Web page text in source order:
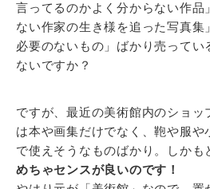
言ってるのかよく分からない作品
ない作家の生き様を追った写真集
必要のないもの」ばかり売ってい
ないですか？
ですが、最近の美術館内のショッ
は本や画集だけでなく、鞄や服や
で使えそうなものばかり。しかも
めちゃセンスが良いのです！